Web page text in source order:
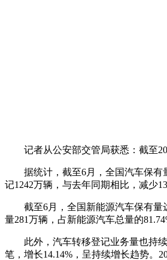
记者从公安部交管局获悉：截至
据统计，截至6月，全国汽车保有
记1242万辆，与去年同期相比，减少
截至6月，全国新能源汽车保有量
量281万辆，占新能源汽车总量的
此外，汽车转移登记业务量也持
笔，增长14.14%，呈持续增长趋势。